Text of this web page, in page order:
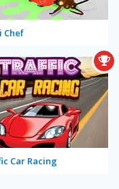
Chef
Car Racing